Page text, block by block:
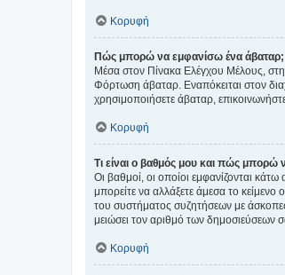
Κορυφή
Πώς μπορώ να εμφανίσω ένα άβαταρ;
Μέσα στον Πίνακα Ελέγχου Μέλους,
Φόρτωση άβαταρ. Εναπόκειται στον
χρησιμοποιήσετε άβαταρ,
Κορυφή
Τι είναι ο βαθμός μου και πώς μπορώ
Οι βαθμοί, οι οποίοι εμφανίζονται
μπορείτε να αλλάξετε άμεσα το
του συστήματος συζητήσεων με
μειώσει τον αριθμό των δημοσιεύσεων
Κορυφή